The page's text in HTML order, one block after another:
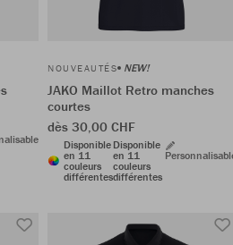
NOUVEAUTÉS NEW!
JAKO Maillot Retro manches
courtes
dès 30,00 CHF
Disponible
en 11
couleurs
différentes
Disponible
en 11
couleurs
différentes